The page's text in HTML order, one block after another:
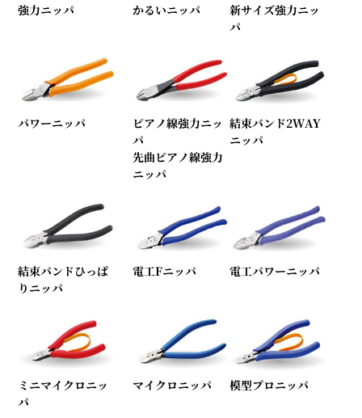
強力ニッパ かるいニッパ
新サイズ強力ニッ
パ
パワーニッパ
ピアノ線強力ニッ
パ
先曲ピアノ線強力
ニッパ
結束バンド2WAY
ニッパ
結束バンドひっぱ
りニッパ
電工Fニッパ 電工パワーニッパ
ミニマイクロニッ
パ
マイクロニッパ 模型プロニッパ